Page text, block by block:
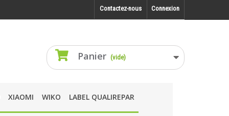
Connexion
Contactez-nous
Panier (vide)
XIAOMI WIKO LABEL QUALIREPAR